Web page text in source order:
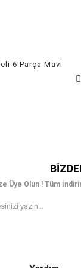
6 Parça Mavi
Üye Olun ! Tüm